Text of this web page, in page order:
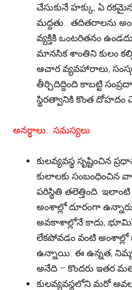
చేసుకునే హక్కు, ఏ
మద్దతు.. తదితరాలను
వ్యక్తికి ఒంటరితనం
మానసిక శాంతిని కులం
ఆచార వ్యవహారాలు,
తీర్చిదిద్దింది కాబట్టి
స్థిరత్వానికి కొంత దోహదం
అనర్థాలు.. సమస్యలు
కులవ్యవస్థ సృష్టించిన
కులాలకు
పరిస్థితి తలెత్తింది.
అంశాల్లో దూరంగా
అవకాశాల్లోనే కాదు,
లేకపోవడం వంటి
ఉన్నాయి. ఈ ఉన్నత,
అనేది – కొందరు ఇతర
కులవ్యవస్థలోని మరో